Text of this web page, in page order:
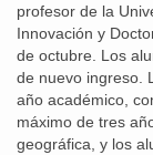
profesor de la
Innovación y
de octubre. Los
de nuevo ingreso.
año académico,
máximo de tres
geográfica, y los